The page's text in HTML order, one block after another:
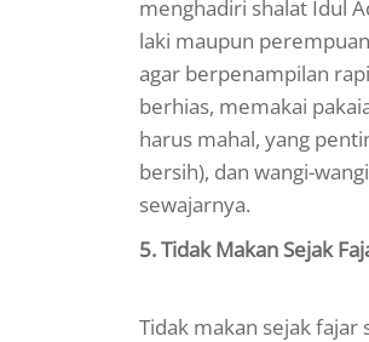
menghadiri shalat Idul
laki maupun
agar berpenampilan
berhias, memakai
harus mahal, yang
bersih), dan wangi-
sewajarnya.
5. Tidak Makan Sejak
Tidak makan sejak fajar